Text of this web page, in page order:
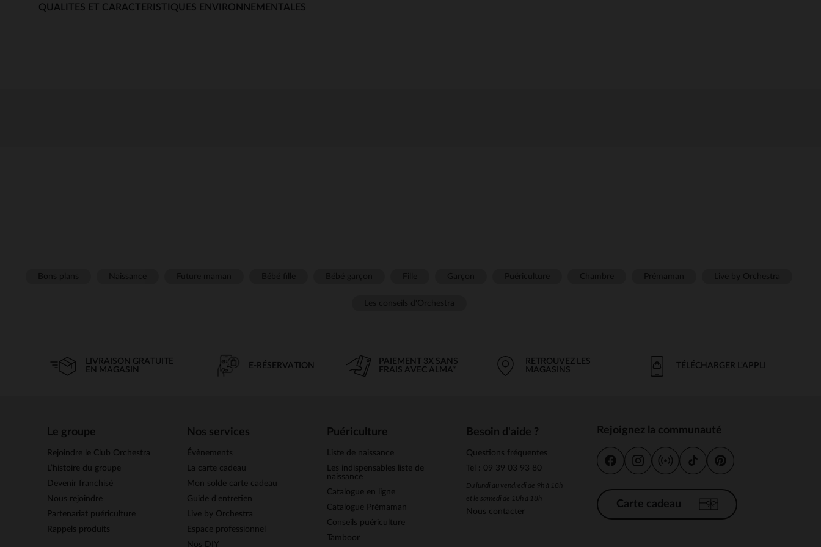
QUALITES ET CARACTERISTIQUES ENVIRONNEMENTALES
LIVRAISON GRATUITE
EN MAGASIN
E-RÉSERVATION
PAIEMENT 3X SANS
FRAIS AVEC ALMA*
RETROUVEZ LES
MAGASINS
TÉLÉCHARGER L'APPLI
Le groupe
Rejoindre le Club Orchestra
L’histoire du groupe
Devenir franchisé
Nous rejoindre
Partenariat puériculture
Rappels produits
Nos services
Évènements
La carte cadeau
Mon solde carte cadeau
Guide d'entretien
Live by Orchestra
Espace professionnel
Nos DIY
Puériculture
Liste de naissance
Les indispensables liste de
naissance
Catalogue en ligne
Catalogue Prémaman
Conseils puériculture
Tamboor
Besoin d'aide ?
Questions fréquentes
Tel : 09 39 03 93 80
Du lundi au vendredi de 9h à 18h
et le samedi de 10h à 18h
Nous contacter
Rejoignez la communauté
Carte cadeau